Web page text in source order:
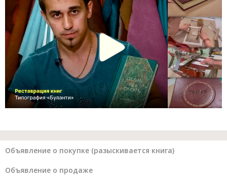
Объявление о покупке (разыскивается книга)
Объявление о продаже